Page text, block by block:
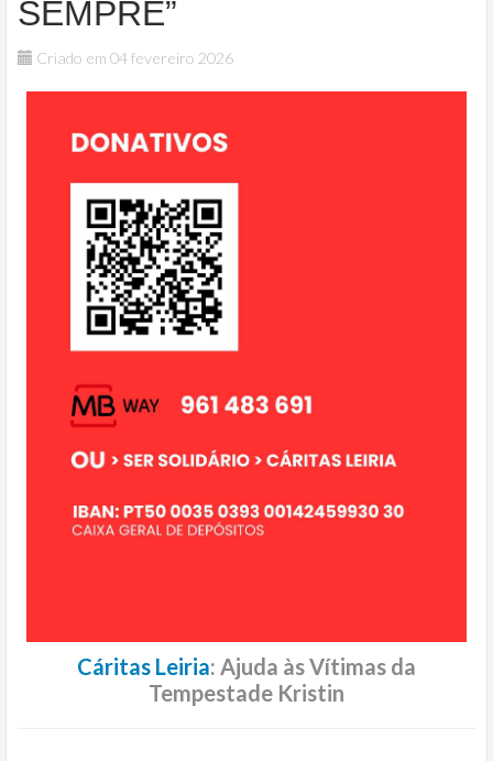
SEMPRE”
Criado em 04 fevereiro 2026
Cáritas Leiria: Ajuda às Vítimas da
Tempestade Kristin